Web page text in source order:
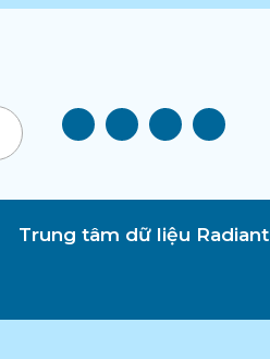
Trung tâm dữ liệu Radiant